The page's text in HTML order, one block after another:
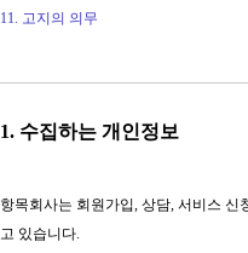
11. 고지의 의무
1. 수집하는 개인정보
항목회사는 회원가입, 상담, 서비스
고 있습니다.